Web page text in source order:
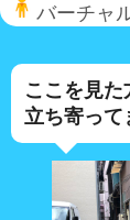
バーチャ
ここを見た
立ち寄って